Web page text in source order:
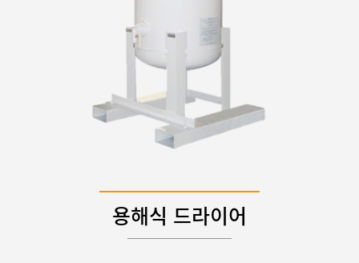
용해식 드라이어